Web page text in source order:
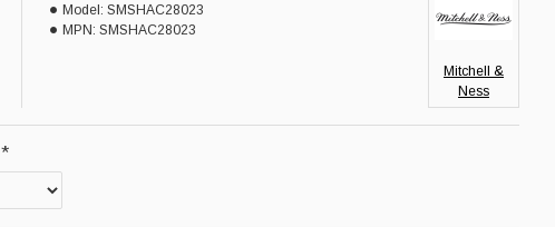
Model: SMSHAC28023
MPN: SMSHAC28023
Mitchell &
Ness